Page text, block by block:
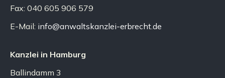
Fax: 040 605 906 579
E-Mail: info@anwaltskanzlei-erbrecht.de
Kanzlei in Hamburg
Ballindamm 3